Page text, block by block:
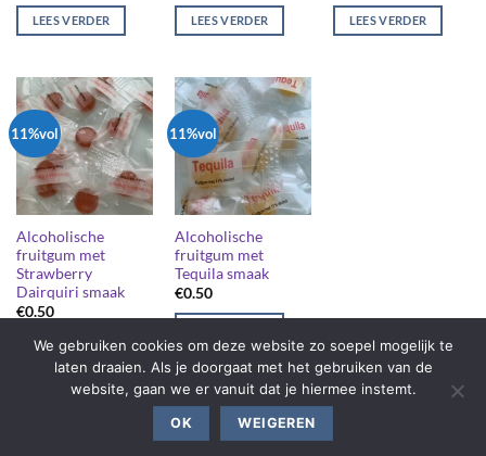
LEES VERDER LEES VERDER LEES VERDER
11%vol
Alcoholische
fruitgum met
Strawberry
Dairquiri smaak
€0.50
LEES VERDER
11%vol
Alcoholische
fruitgum met
Tequila smaak
€0.50
We gebruiken cookies om deze website zo soepel mogelijk te
laten draaien. Als je doorgaat met het gebruiken van de
website, gaan we er vanuit dat je hiermee instemt.
OK WEIGEREN